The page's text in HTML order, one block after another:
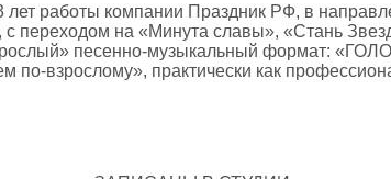
работы компании Праздник РФ, в
переходом на «Минута славы», «Стань
песенно-музыкальный формат:
по-взрослому», практически как